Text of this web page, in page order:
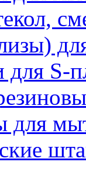
для S-
для